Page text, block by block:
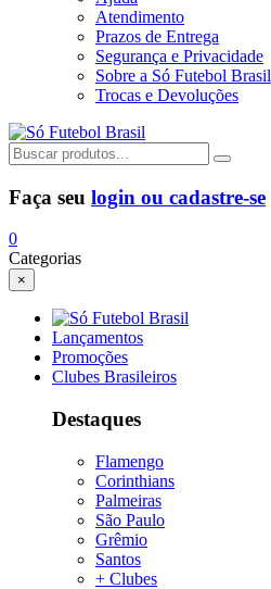
Atendimento
Prazos de Entrega
Segurança e Privacidade
Sobre a Só Futebol Brasil
Trocas e Devoluções
Faça seu login ou cadastre-se
0
Categorias
×
Lançamentos
Promoções
Clubes Brasileiros
Destaques
Flamengo
Corinthians
Palmeiras
São Paulo
Grêmio
Santos
+ Clubes